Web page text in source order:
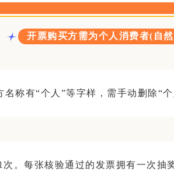
开票购买方需为个人消费者(自
称有“个人”等字样，需手动删除“
。每张核验通过的发票拥有一次抽